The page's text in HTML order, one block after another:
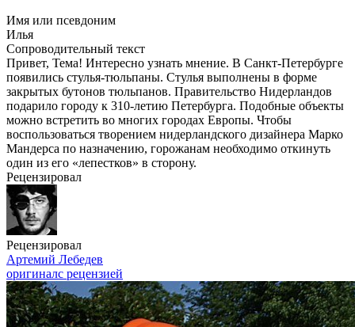
Имя или псевдоним
Илья
Сопроводительный текст
Привет, Тема! Интересно узнать мнение. В Санкт-Петербурге
появились стулья-тюльпаны. Стулья выполнены в форме
закрытых бутонов тюльпанов. Правительство Нидерландов
подарило городу к 310-летию Петербурга. Подобные объекты
можно встретить во многих городах Европы. Чтобы
воспользоваться творением нидерландского дизайнера Марко
Мандерса по назначению, горожанам необходимо откинуть
один из его «лепестков» в сторону.
Рецензировал
Рецензировал
Артемий Лебедев
оригиналс рецензией